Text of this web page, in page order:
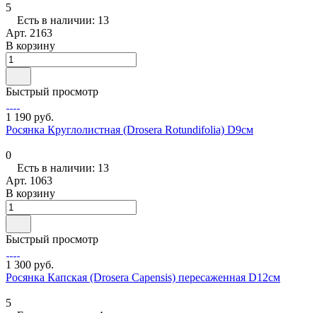
5
Есть в наличии: 13
Арт. 2163
В корзину
Быстрый просмотр
1 190 руб.
Росянка Круглолистная (Drosera Rotundifolia) D9см
0
Есть в наличии: 13
Арт. 1063
В корзину
Быстрый просмотр
1 300 руб.
Росянка Капская (Drosera Capensis) пересаженная D12см
5